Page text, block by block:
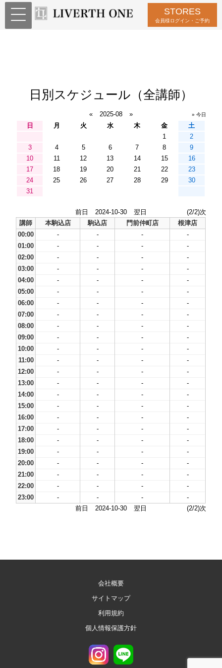
STORES
会員様ログイン・ご予約
日別スケジュール（全講師）
« 2025-08 » » 今日
日 月 火 水 木 金
土
1
2
3
4 5 6 7 8
9
10
11 12 13 14 15
16
17
18 19 20 21 22
23
24
25 26 27 28 29
30
31
前日 2024-10-30 翌日
(2/2)次
講師
本駒込店 駒込店 門前仲町店
根津店
00:00
- - -
-
01:00
- - -
-
02:00
- - -
-
03:00
- - -
-
04:00
- - -
-
05:00
- - -
-
06:00
- - -
-
07:00
- - -
-
08:00
- - -
-
09:00
- - -
-
10:00
- - -
-
11:00
- - -
-
12:00
- - -
-
13:00
- - -
-
14:00
- - -
-
15:00
- - -
-
16:00
- - -
-
17:00
- - -
-
18:00
- - -
-
19:00
- - -
-
20:00
- - -
-
21:00
- - -
-
22:00
- - -
-
23:00
- - -
-
前日
2024-10-30 翌日 (2/2)次
会社概要
サイトマップ
利用規約
個人情報保護方針